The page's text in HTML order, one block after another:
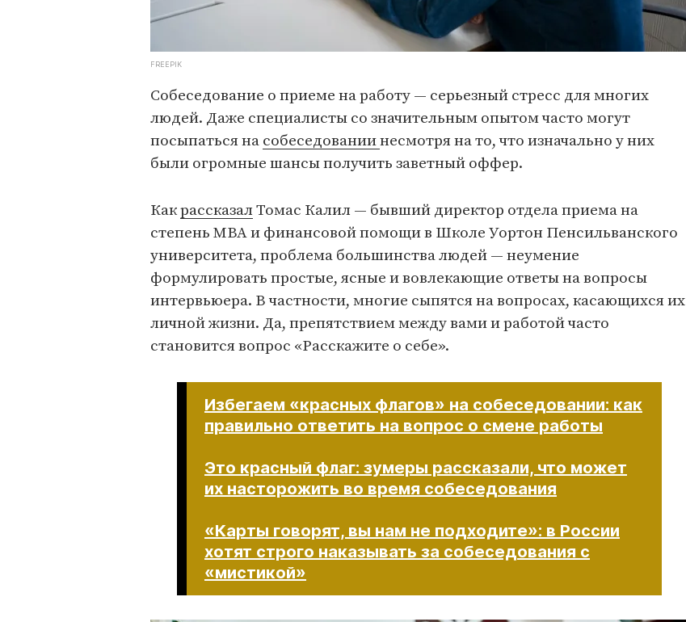
FREEPIK
Собеседование о приеме на работу — серьезный стресс для многих
людей. Даже специалисты со значительным опытом часто могут
посыпаться на собеседованиинесмотря на то, что изначально у них
были огромные шансы получить заветный оффер.
КакрассказалТомас Калил — бывший директор отдела приема на
степень MBA и финансовой помощи в Школе Уортон Пенсильванского
университета, проблема большинства людей — неумение
формулировать простые, ясные и вовлекающие ответы на вопросы
интервьюера. В частности, многие сыпятся на вопросах, касающихся их
личной жизни. Да, препятствием между вами и работой часто
становится вопрос «Расскажите о себе».
Избегаем «красных флагов» на собеседовании: как
правильно ответить на вопрос о смене работы
Это красный флаг: зумеры рассказали, что может
их насторожить во время собеседования
«Карты говорят, вы нам не подходите»: в России
хотят строго наказывать за собеседования с
«мистикой»​​​​​​​